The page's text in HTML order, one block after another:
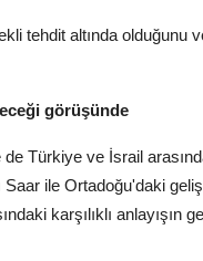
tehdit altında olduğunu
görüşünde
Türkiye ve İsrail
ile Ortadoğu'daki
karşılıklı anlayışın